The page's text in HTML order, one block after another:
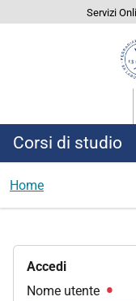
Servizi
Corsi di studio
Home
Accedi
Nome utente